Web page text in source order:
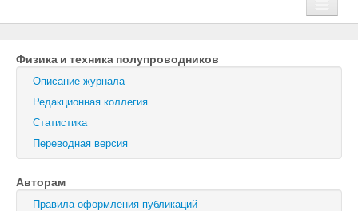
Журнал технической физики
Письма в Журнал технической физики
Физика твердого тела
Физика и техника полупроводников
Оптика и спектроскопия
Физика и техника полупроводников
Описание журнала
Редакционная коллегия
Статистика
Переводная версия
Авторам
Правила оформления публикаций